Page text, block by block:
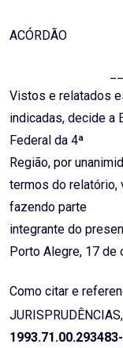
ACÓRDÃO
Vistos e relatados
indicadas, decide a
Federal da 4ª
Região, por
termos do relatório,
fazendo parte
integrante do
Porto Alegre, 17 de
Como citar e